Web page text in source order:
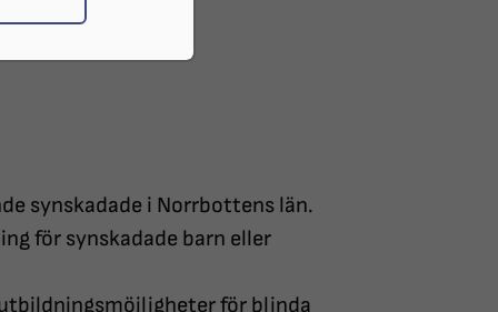
synskadade i Norrbottens län.
för synskadade barn eller
för blinda